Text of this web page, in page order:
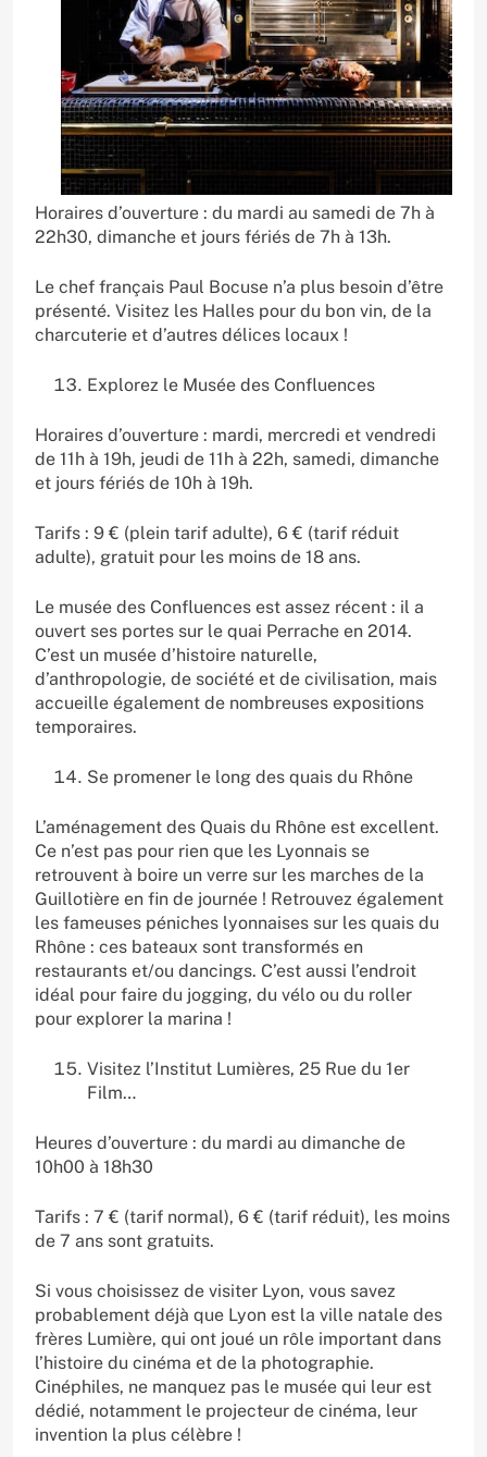
Horaires d’ouverture : du mardi au samedi de 7h à
22h30, dimanche et jours fériés de 7h à 13h.
Le chef français Paul Bocuse n’a plus besoin d’être
présenté. Visitez les Halles pour du bon vin, de la
charcuterie et d’autres délices locaux !
Explorez le Musée des Confluences
Horaires d’ouverture : mardi, mercredi et vendredi
de 11h à 19h, jeudi de 11h à 22h, samedi, dimanche
et jours fériés de 10h à 19h.
Tarifs : 9 € (plein tarif adulte), 6 € (tarif réduit
adulte), gratuit pour les moins de 18 ans.
Le musée des Confluences est assez récent : il a
ouvert ses portes sur le quai Perrache en 2014.
C’est un musée d’histoire naturelle,
d’anthropologie, de société et de civilisation, mais
accueille également de nombreuses expositions
temporaires.
Se promener le long des quais du Rhône
L’aménagement des Quais du Rhône est excellent.
Ce n’est pas pour rien que les Lyonnais se
retrouvent à boire un verre sur les marches de la
Guillotière en fin de journée ! Retrouvez également
les fameuses péniches lyonnaises sur les quais du
Rhône : ces bateaux sont transformés en
restaurants et/ou dancings. C’est aussi l’endroit
idéal pour faire du jogging, du vélo ou du roller
pour explorer la marina !
Visitez l’Institut Lumières, 25 Rue du 1er
Film…
Heures d’ouverture : du mardi au dimanche de
10h00 à 18h30
Tarifs : 7 € (tarif normal), 6 € (tarif réduit), les moins
de 7 ans sont gratuits.
Si vous choisissez de visiter Lyon, vous savez
probablement déjà que Lyon est la ville natale des
frères Lumière, qui ont joué un rôle important dans
l’histoire du cinéma et de la photographie.
Cinéphiles, ne manquez pas le musée qui leur est
dédié, notamment le projecteur de cinéma, leur
invention la plus célèbre !